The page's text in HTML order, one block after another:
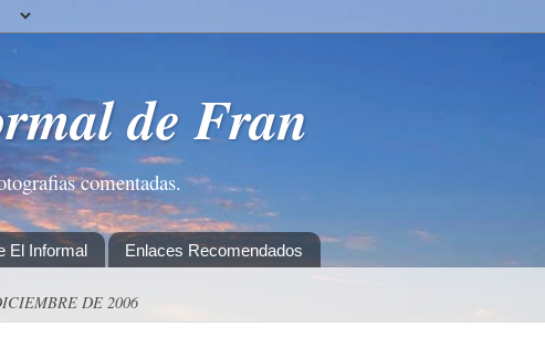
de Fran
comentadas.
El Informal Enlaces Recomendados
DE 2006